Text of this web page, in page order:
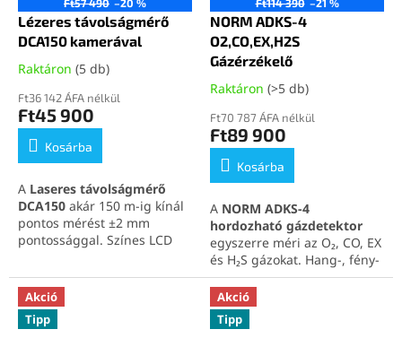
Lézeres távolságmérő
DCA150 kamerával
Raktáron (5 db)
Ft36 142 ÁFA nélkül
Ft45 900
Kosárba
A Laseres távolságmérő
DCA150 akár 150 m-ig kínál
pontos mérést ±2 mm
pontossággal. Színes LCD
támogatja a pontos
munkavégzést beltéren és
kültéren. Könnyű, kompakt
és ideális professzionális
NORM ADKS-4
O2,CO,EX,H2S
Gázérzékelő
Raktáron (>5 db)
Ft70 787 ÁFA nélkül
Ft89 900
Kosárba
A NORM ADKS-4
hordozható gázdetektor
egyszerre méri az O₂, CO, EX
és H₂S gázokat. Hang-, fény-
és rezgőriasztással
figyelmeztet veszély esetén.
Tartós, megbízható és
ideális ipari használatra.
Akció
Tipp
Akció
Tipp